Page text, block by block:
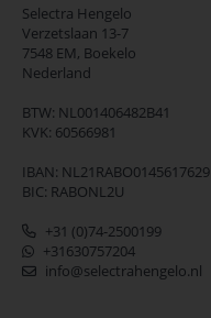
Selectra Hengelo
Verzetslaan 13-7
7548 EM, Boekelo
Nederland
BTW: NL001406482B41
KVK: 60566981
IBAN: NL21RABO0145617629
BIC: RABONL2U
+31 (0)74-2500199
+31630757204
info@selectrahengelo.nl